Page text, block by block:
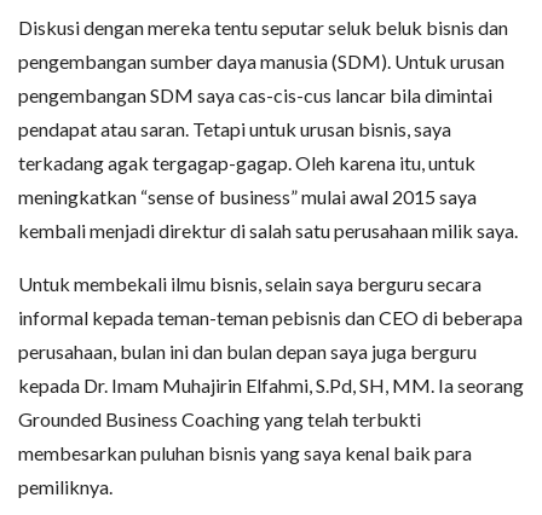
Diskusi dengan mereka tentu seputar seluk beluk bisnis dan
pengembangan sumber daya manusia (SDM). Untuk urusan
pengembangan SDM saya cas-cis-cus lancar bila dimintai
pendapat atau saran. Tetapi untuk urusan bisnis, saya
terkadang agak tergagap-gagap. Oleh karena itu, untuk
meningkatkan “sense of business” mulai awal 2015 saya
kembali menjadi direktur di salah satu perusahaan milik saya.
Untuk membekali ilmu bisnis, selain saya berguru secara
informal kepada teman-teman pebisnis dan CEO di beberapa
perusahaan, bulan ini dan bulan depan saya juga berguru
kepada Dr. Imam Muhajirin Elfahmi, S.Pd, SH, MM. Ia seorang
Grounded Business Coaching yang telah terbukti
membesarkan puluhan bisnis yang saya kenal baik para
pemiliknya.